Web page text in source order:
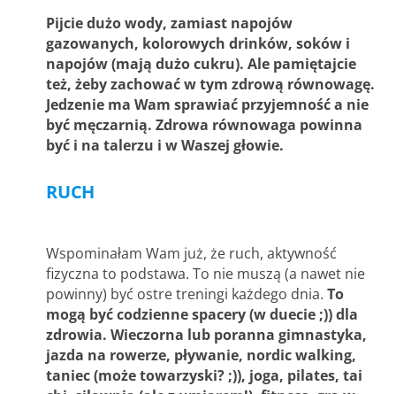
Pijcie dużo wody, zamiast napojów
gazowanych, kolorowych drinków, soków i
napojów (mają dużo cukru). Ale pamiętajcie
też, żeby zachować w tym zdrową równowagę.
Jedzenie ma Wam sprawiać przyjemność a nie
być męczarnią. Zdrowa równowaga powinna
być i na talerzu i w Waszej głowie.
RUCH
Wspominałam Wam już, że ruch, aktywność
fizyczna to podstawa. To nie muszą (a nawet nie
powinny) być ostre treningi każdego dnia.To
mogą być codzienne spacery (w duecie ;)) dla
zdrowia. Wieczorna lub poranna gimnastyka,
jazda na rowerze, pływanie, nordic walking,
taniec (może towarzyski? ;)), joga, pilates, tai